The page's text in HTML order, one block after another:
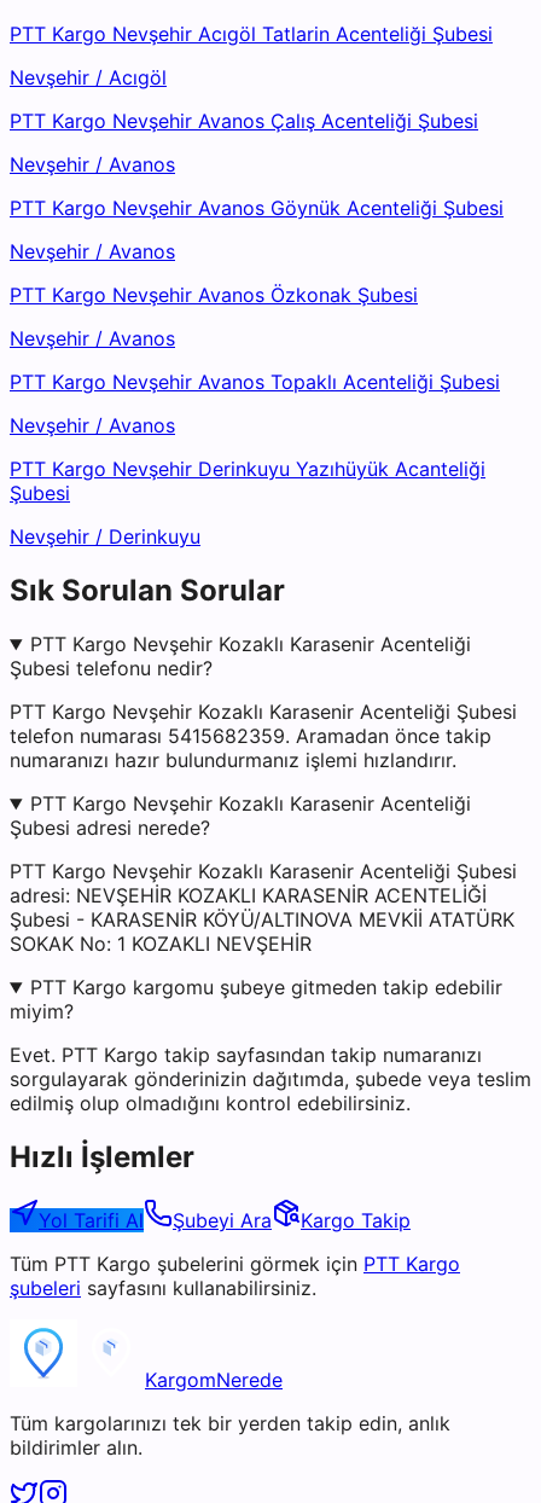
PTT Kargo Nevşehir Acıgöl Tatlarin Acenteliği Şubesi
Nevşehir / Acıgöl
PTT Kargo Nevşehir Avanos Çalış Acenteliği Şubesi
Nevşehir / Avanos
PTT Kargo Nevşehir Avanos Göynük Acenteliği Şubesi
Nevşehir / Avanos
PTT Kargo Nevşehir Avanos Özkonak Şubesi
Nevşehir / Avanos
PTT Kargo Nevşehir Avanos Topaklı Acenteliği Şubesi
Nevşehir / Avanos
PTT Kargo Nevşehir Derinkuyu Yazıhüyük Acanteliği
Şubesi
Nevşehir / Derinkuyu
Sık Sorulan Sorular
PTT Kargo Nevşehir Kozaklı Karasenir Acenteliği
Şubesi telefonu nedir?
PTT Kargo Nevşehir Kozaklı Karasenir Acenteliği Şubesi
telefon numarası 5415682359. Aramadan önce takip
numaranızı hazır bulundurmanız işlemi hızlandırır.
PTT Kargo Nevşehir Kozaklı Karasenir Acenteliği
Şubesi adresi nerede?
PTT Kargo Nevşehir Kozaklı Karasenir Acenteliği Şubesi
adresi: NEVŞEHİR KOZAKLI KARASENİR ACENTELİĞİ
Şubesi - KARASENİR KÖYÜ/ALTINOVA MEVKİİ ATATÜRK
SOKAK No: 1 KOZAKLI NEVŞEHİR
PTT Kargo kargomu şubeye gitmeden takip edebilir
miyim?
Evet. PTT Kargo takip sayfasından takip numaranızı
sorgulayarak gönderinizin dağıtımda, şubede veya teslim
edilmiş olup olmadığını kontrol edebilirsiniz.
Hızlı İşlemler
Yol Tarifi Al Şubeyi Ara
Kargo Takip
Tüm PTT Kargo şubelerini görmek için PTT Kargo
şubeleri sayfasını kullanabilirsiniz.
KargomNerede
Tüm kargolarınızı tek bir yerden takip edin, anlık
bildirimler alın.